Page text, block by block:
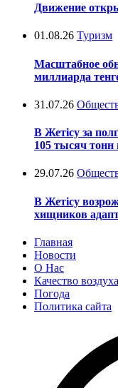
Движение
01.08.26 Туризм
Масштабное
миллиарда
31.07.26
В Жетісу за
105 тысяч тонн
29.07.26
В Жетісу
хищников
Главная
Новости
О Нас
Качество воздуха
Погода
Политика сайта